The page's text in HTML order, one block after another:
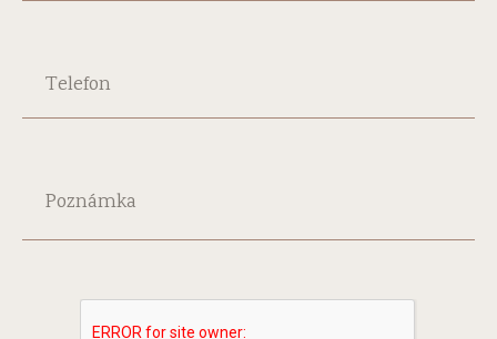
Telefon
Poznámka